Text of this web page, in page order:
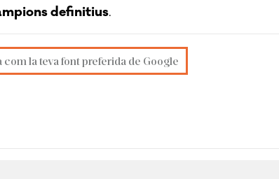
definitius.
la teva font preferida de Google